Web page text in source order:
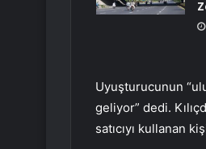
Uyuşturucunun
geliyor” dedi.
satıcıyı kullanan